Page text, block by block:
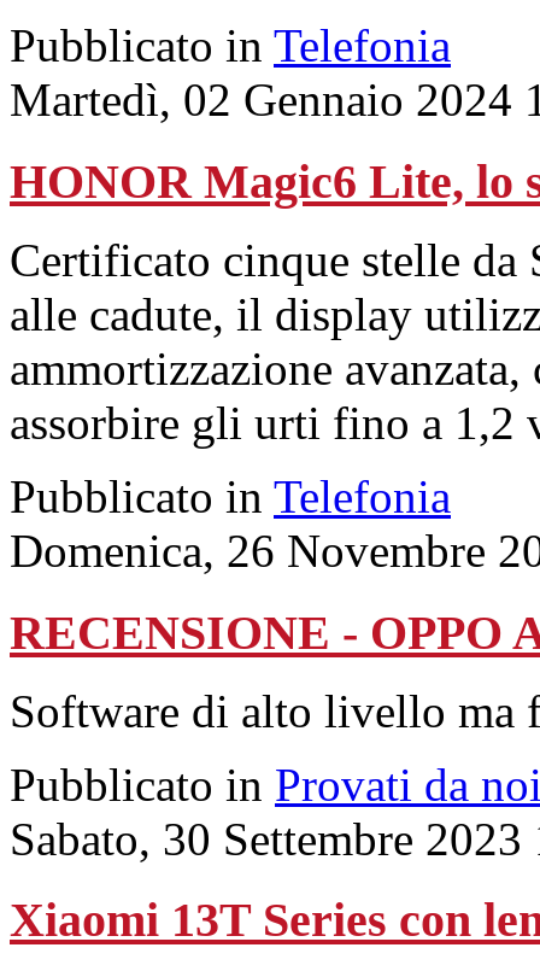
Pubblicato in Telefonia
Martedì, 02 Gennaio 2024
HONOR Magic6 Lite, lo
Certificato cinque stelle da
alle cadute, il display
ammortizzazione
assorbire gli urti fino a 1,2
Pubblicato in Telefonia
Domenica, 26 Novembre
RECENSIONE - OPPO
Software di alto livello ma
Pubblicato in Provati da
Sabato, 30 Settembre 2023
Xiaomi 13T Series con